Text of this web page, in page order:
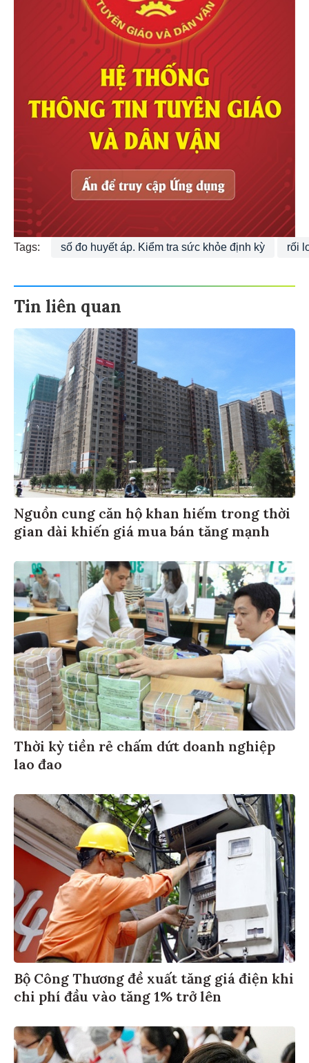
Tags: số đo huyết áp. Kiểm tra sức khỏe định kỳ rối
Tin liên quan
Nguồn cung căn hộ khan hiếm trong thời
gian dài khiến giá mua bán tăng mạnh
Thời kỳ tiền rẻ chấm dứt doanh nghiệp
lao đao
Bộ Công Thương đề xuất tăng giá điện khi
chi phí đầu vào tăng 1% trở lên